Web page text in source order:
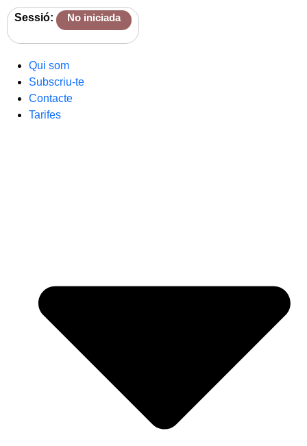
Sessió: No iniciada
Qui som
Subscriu-te
Contacte
Tarifes